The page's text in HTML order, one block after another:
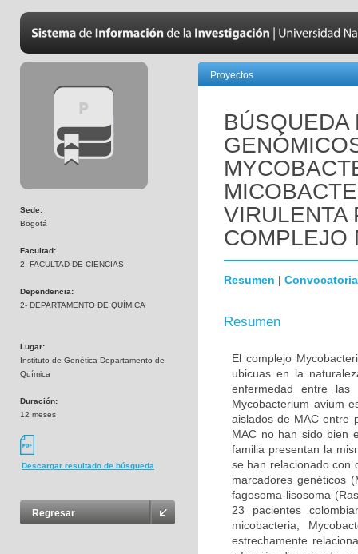
Sede:
Bogotá
Facultad:
2- FACULTAD DE CIENCIAS
Dependencia:
2- DEPARTAMENTO DE QUÍMICA
Lugar:
Instituto de Genética Departamento de
Química
Duración:
12 meses
Descargar resultado de búsqueda
Regresar
Proyectos
BÚSQUEDA
VIRULENTA
COMPLEJO
Resumen | Convocatoria
Resumen
El complejo
ubicuas en la
enfermedad entre las
Mycobacterium avium
aislados de MAC entre
MAC no han sido bien
familia presentan la
se han relacionado con
marcadores genéticos
fagosoma-lisosoma
23 pacientes
micobacteria,
estrechamente